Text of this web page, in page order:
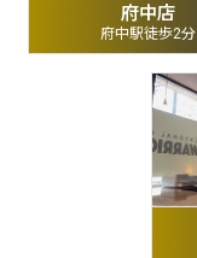
府中店
府中駅徒歩2分